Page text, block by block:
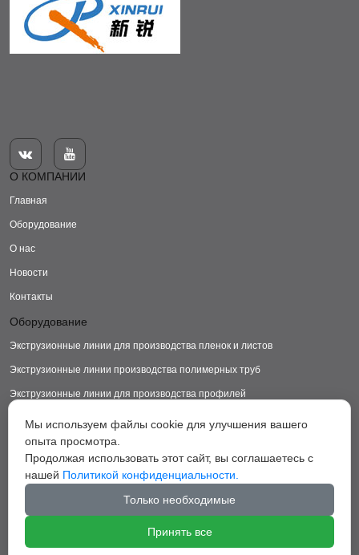


О КОМПАНИИ
Главная
Оборудование
О нас
Новости
Контакты
Оборудование
Экструзионные линии для производства пленок и листов
Экструзионные линии производства полимерных труб
Экструзионные линии для производства профилей
Экструзионные линии для производства пластиковых ковриков
Экструзионные линии для производства грануляторы
Вспомогательное оборудование
Мы используем файлы cookie для улучшения вашего
опыта просмотра.
Продолжая использовать этот сайт, вы соглашаетесь с
нашей Политикой конфиденциальности.
Только необходимые
Принять все